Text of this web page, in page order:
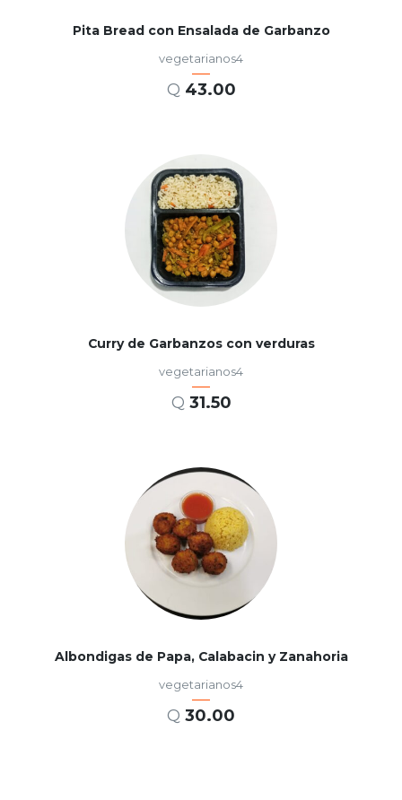
Pita Bread con Ensalada de Garbanzo
vegetarianos4
Q 43.00
Curry de Garbanzos con verduras
vegetarianos4
Q 31.50
Albondigas de Papa, Calabacin y Zanahoria
vegetarianos4
Q 30.00